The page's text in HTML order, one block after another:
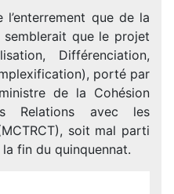
l’enterrement que de la
que le projet
Différenciation,
porté par
de la Cohésion
Relations avec les
soit mal parti
fin du quinquennat.